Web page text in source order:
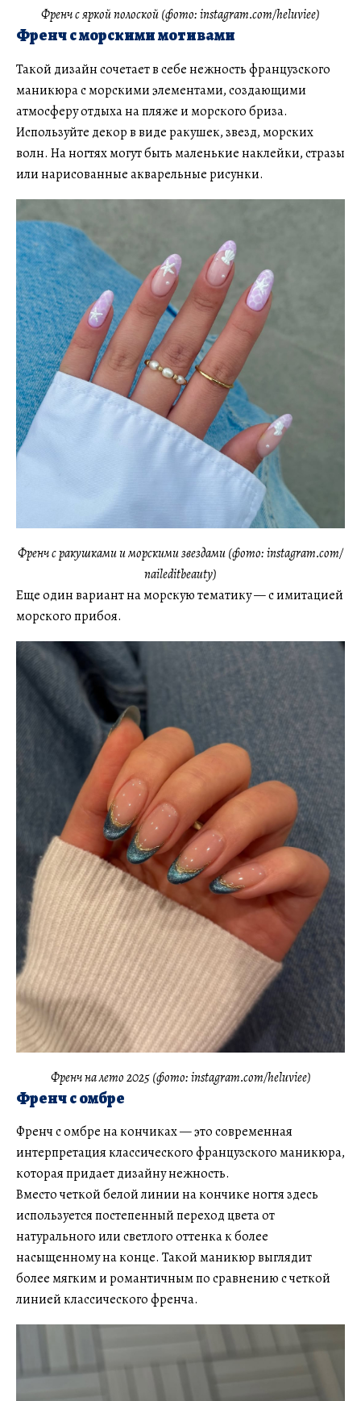
Френч с яркой полоской (фото: instagram.com/heluviee)
Френч с морскими мотивами
Такой дизайн сочетает в себе нежность французского
маникюра с морскими элементами, создающими
атмосферу отдыха на пляже и морского бриза.
Используйте декор в виде ракушек, звезд, морских
волн. На ногтях могут быть маленькие наклейки, стразы
или нарисованные акварельные рисунки.
Френч с ракушками и морскими звездами (фото: instagram.com/
naileditbeauty)
Еще один вариант на морскую тематику — с имитацией
морского прибоя.
Френч на лето 2025 (фото: instagram.com/heluviee)
Френч с омбре
Френч с омбре на кончиках — это современная
интерпретация классического французского маникюра,
которая придает дизайну нежность.
Вместо четкой белой линии на кончике ногтя здесь
используется постепенный переход цвета от
натурального или светлого оттенка к более
насыщенному на конце. Такой маникюр выглядит
более мягким и романтичным по сравнению с четкой
линией классического френча.